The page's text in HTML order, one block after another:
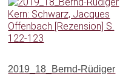
2019_18_Bernd-Rüdiger